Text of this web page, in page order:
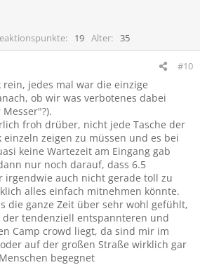
19 Alter 35
#10
jedes mal war die einzige
ob wir was verbotenes dabei
froh drüber, nicht jede Tasche der
einzeln zeigen zu müssen und es bei
keine Wartezeit am Eingang gab
nur noch darauf, dass 6.5
irgendwie auch nicht gerade toll zu
alles einfach mitnehmen könnte.
die ganze Zeit über sehr wohl gefühlt,
tendenziell entspannteren und
Camp crowd liegt, da sind mir im
auf der großen Straße wirklich gar
begegnet